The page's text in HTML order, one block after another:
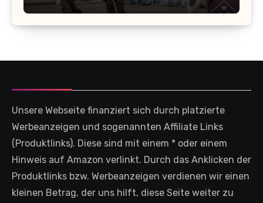
Unsere Webseite finanziert sich durch platzierte
Werbeanzeigen und sogenannten Affiliate Links
(Produktlinks). Diese sind mit einem * oder einem
Hinweis auf Amazon verlinkt. Durch das Anklicken der
Produktlinks bzw. Werbeanzeigen verdienen wir einen
kleinen Betrag, der uns hilft, diese Seite weiter zu